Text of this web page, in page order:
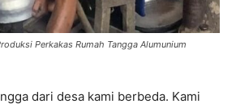
Perkakas Rumah Tangga Alumunium
dari desa kami berbeda. Kami